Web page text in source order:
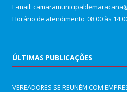
E-mail:
Horário de atendimento: 08:00 às
ÚLTIMAS PUBLICAÇÕES
VEREADORES SE REUNÉM COM